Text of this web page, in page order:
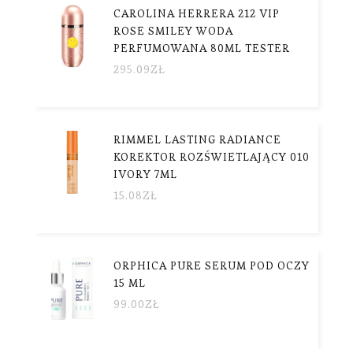
CAROLINA HERRERA 212 VIP
ROSE SMILEY WODA
PERFUMOWANA 80ML TESTER
295.09ZŁ
RIMMEL LASTING RADIANCE
KOREKTOR ROZŚWIETLAJĄCY 010
IVORY 7ML
15.08ZŁ
ORPHICA PURE SERUM POD OCZY
15 ML
99.00ZŁ